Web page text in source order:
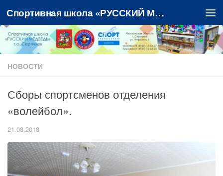
Перейти к содержимому Спортивная школа «РУССКИЙ МЕДВЕДЬ»
НОВОСТИ
Сборы спортсменов отделения
«волейбол».
21.08.2018